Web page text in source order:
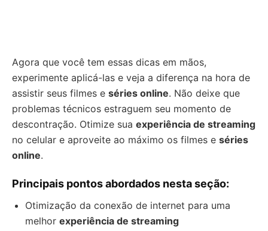
Agora que você tem essas dicas em mãos,
experimente aplicá-las e veja a diferença na hora de
assistir seus filmes e séries online. Não deixe que
problemas técnicos estraguem seu momento de
descontração. Otimize sua experiência de streaming
no celular e aproveite ao máximo os filmes e séries
online.
Principais pontos abordados nesta seção:
Otimização da conexão de internet para uma
melhor experiência de streaming